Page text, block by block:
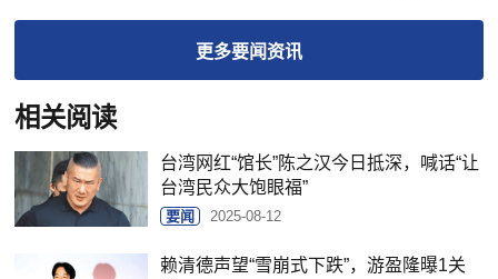
更多要闻资讯
相关阅读
台湾网红“馆长”陈之汉今日抵深，喊话“让
台湾民众大饱眼福”
要闻 2025-08-12
赖清德声望“雪崩式下跌”，游盈隆曝1关